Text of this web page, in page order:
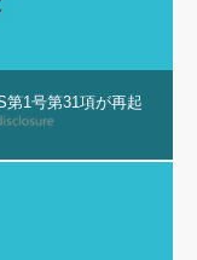
1号第31項が再起